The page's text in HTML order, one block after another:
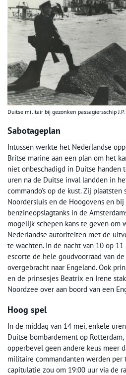
Duitse militair bij gezonken passagiersschip J.P.
Sabotageplan
Intussen werkte het Nederlandse
Britse marine aan een plan om het
niet onbeschadigd in Duitse handen
uren na de Duitse inval landden in
commando’s op de kust. Zij
Noordersluis en de Hoogovens en
benzineopslagtanks in de
mogelijk schepen kans te geven om
Nederlandse autoriteiten met de
te wachten. In de nacht van 10 op
escorte de hele goudvoorraad van
overgebracht naar Engeland. Ook
en de prinsesjes Beatrix en Irene
Noordzee over aan boord van een
Hoog spel
In de middag van 14 mei, enkele
Duitse bombardement op
opperbevel geen andere keus meer
militaire commandanten werden per
capitulatie zou om 19:00 uur via de